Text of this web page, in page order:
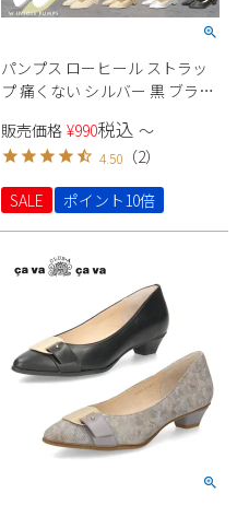
パンプス ローヒール ストラッ
プ 痛くない シルバー 黒 ブラッ
レディース ポインテッド ヒー
ル2cm Parade 23070
販売価格 ¥990税込 〜
4.50 （2）
SALE
ポイント10倍